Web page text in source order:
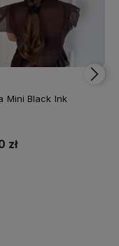
Gumka Mini Black Ink
zł